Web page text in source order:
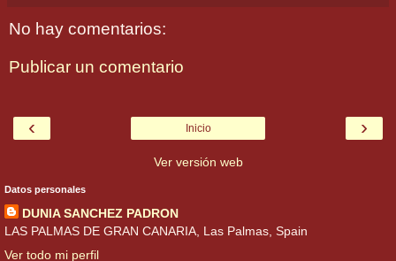
No hay comentarios:
Publicar un comentario
‹ ›
Inicio
Ver versión web
Datos personales
DUNIA SANCHEZ PADRON
LAS PALMAS DE GRAN CANARIA, Las Palmas, Spain
Ver todo mi perfil